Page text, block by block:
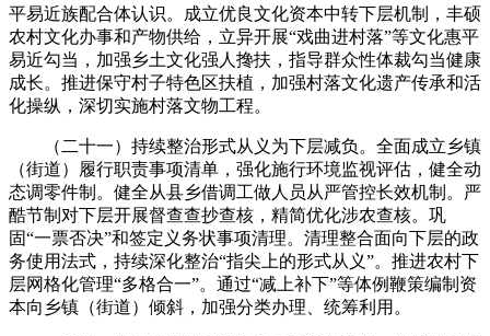
平易近族配合体认识。成立优良文化资本中转下层机制，丰硕
农村文化办事和产物供给，立异开展“戏曲进村落”等文化惠平
易近勾当，加强乡土文化强人搀扶，指导群众性体裁勾当健康
成长。推进保守村子特色区扶植，加强村落文化遗产传承和活
化操纵，深切实施村落文物工程。
（二十一）持续整治形式从义为下层减负。全面成立乡镇
（街道）履行职责事项清单，强化施行环境监视评估，健全动
态调零件制。健全从县乡借调工做人员从严管控长效机制。严
酷节制对下层开展督查查抄查核，精简优化涉农查核。巩
固“一票否决”和签定义务状事项清理。清理整合面向下层的政
务使用法式，持续深化整治“指尖上的形式从义”。推进农村下
层网格化管理“多格合一”。通过“减上补下”等体例鞭策编制资
本向乡镇（街道）倾斜，加强分类办理、统筹利用。